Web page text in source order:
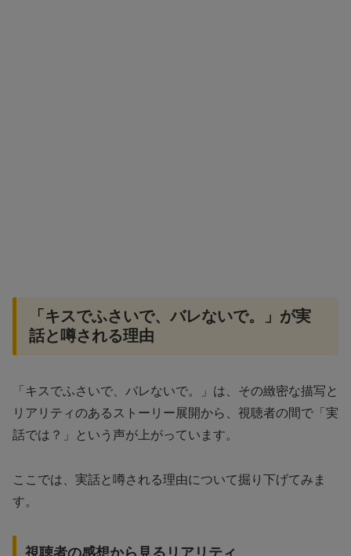
「キスでふさいで、バレないで。」が実
話と噂される理由
「キスでふさいで、バレないで。」は、その緻密な描写と
リアリティのあるストーリー展開から、視聴者の間で「実
話では？」という声が上がっています。
ここでは、実話と噂される理由について掘り下げてみま
す。
視聴者の感想から見るリアリティ